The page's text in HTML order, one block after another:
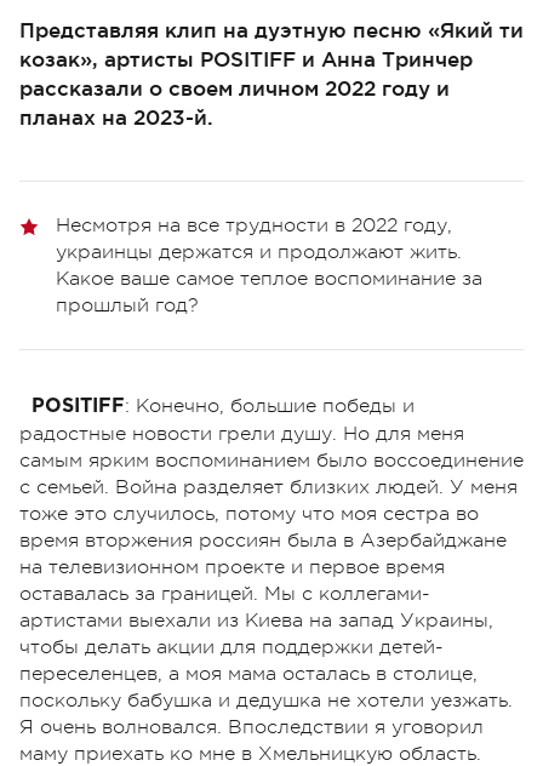
Представляя клип на дуэтную песню «Який ти
козак», артисты POSITIFF и Анна Тринчер
рассказали о своем личном 2022 году и
планах на 2023-й.
Несмотря на все трудности в 2022 году,
украинцы держатся и продолжают жить.
Какое ваше самое теплое воспоминание за
прошлый год?
POSITIFF: Конечно, большие победы и
радостные новости грели душу. Но для меня
самым ярким воспоминанием было воссоединение
с семьей. Война разделяет близких людей. У меня
тоже это случилось, потому что моя сестра во
время вторжения россиян была в Азербайджане
на телевизионном проекте и первое время
оставалась за границей. Мы с коллегами-
артистами выехали из Киева на запад Украины,
чтобы делать акции для поддержки детей-
переселенцев, а моя мама осталась в столице,
поскольку бабушка и дедушка не хотели уезжать.
Я очень волновался. Впоследствии я уговорил
маму приехать ко мне в Хмельницкую область.